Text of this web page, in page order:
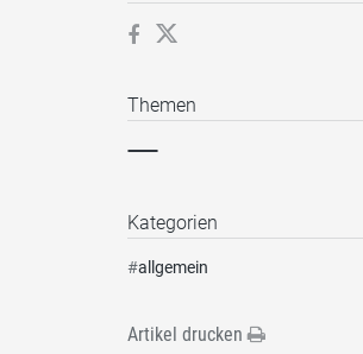
Themen
Kategorien
#allgemein
Artikel drucken